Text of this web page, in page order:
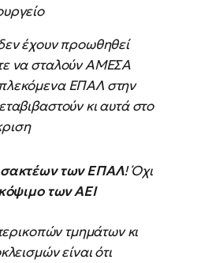
έχουν προωθηθεί
να σταλούν ΑΜΕΣΑ
ΕΠΑΛ στην
κι αυτά στο
των ΕΠΑΛ! Όχι
των ΑΕΙ
τμημάτων κι
είναι ότι